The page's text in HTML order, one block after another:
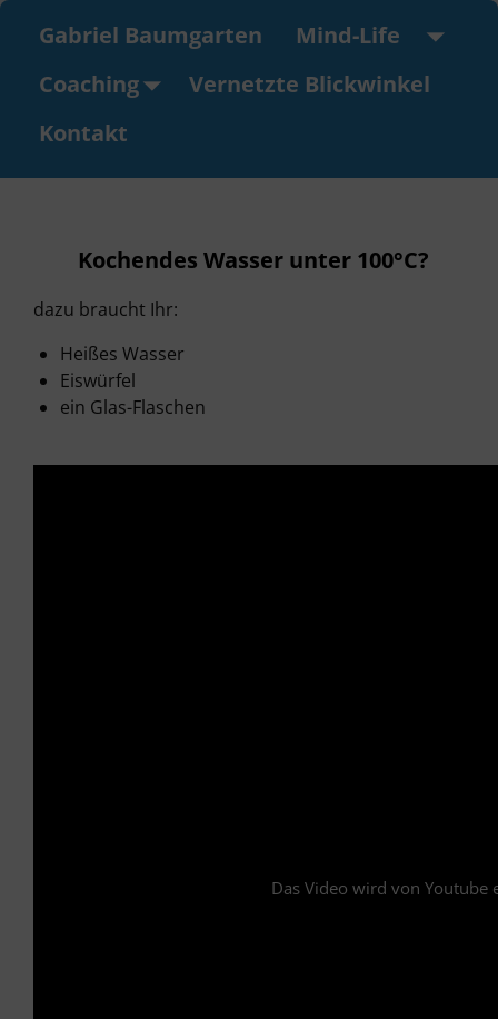
Gabriel Baumgarten
Mind-Life ⠀
Coaching
Vernetzte Blickwinkel
Kontakt
Kochendes Wasser unter 100°C?
dazu braucht Ihr:
Heißes Wasser
Eiswürfel
ein Glas-Flaschen
Das Video wird von